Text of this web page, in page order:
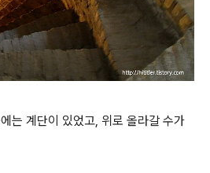
는 계단이 있었고, 위로 올라갈 수가